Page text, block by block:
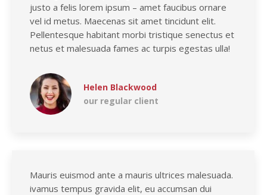
Helen Blackwood
our regular client
justo a felis lorem ipsum – amet faucibus ornare
vel id metus. Maecenas sit amet tincidunt elit.
Pellentesque habitant morbi tristique senectus et
netus et malesuada fames ac turpis egestas ulla!
Mauris euismod ante a mauris ultrices malesuada.
ivamus tempus gravida elit, eu accumsan dui